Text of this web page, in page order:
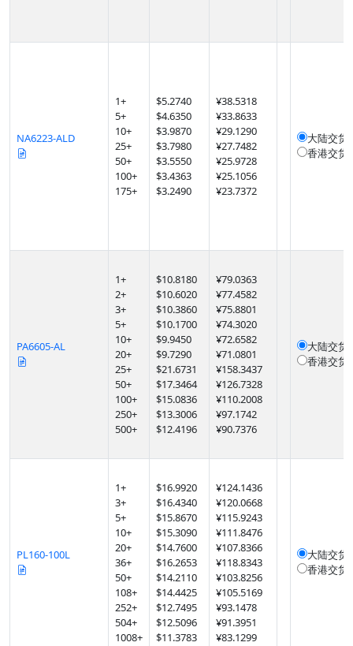
NA6223-ALD
1+
5+
10+
25+
50+
100+
175+
$5.2740
$4.6350
$3.9870
$3.7980
$3.5550
$3.4363
$3.2490
¥38.5318
¥33.8633
¥29.1290
¥27.7482
¥25.9728
¥25.1056
¥23.7372
大陆交货
香港交货
PA6605-AL
1+
2+
3+
5+
10+
20+
25+
50+
100+
250+
500+
$10.8180
$10.6020
$10.3860
$10.1700
$9.9450
$9.7290
$21.6731
$17.3464
$15.0836
$13.3006
$12.4196
¥79.0363
¥77.4582
¥75.8801
¥74.3020
¥72.6582
¥71.0801
¥158.3437
¥126.7328
¥110.2008
¥97.1742
¥90.7376
大陆交货
香港交货
PL160-100L
1+
3+
5+
10+
20+
36+
50+
108+
252+
504+
1008+
$16.9920
$16.4340
$15.8670
$15.3090
$14.7600
$16.2653
$14.2110
$14.4425
$12.7495
$12.5096
$11.3783
¥124.1436
¥120.0668
¥115.9243
¥111.8476
¥107.8366
¥118.8343
¥103.8256
¥105.5169
¥93.1478
¥91.3951
¥83.1299
大陆交货
香港交货